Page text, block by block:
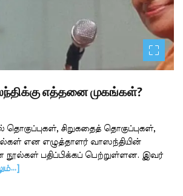
எத்தனை முகங்கள்?
தொகுப்புகள், சிறுகதைத் தொகுப்புகள்,
என எழுத்தாளர் வாஸந்தியின்
நூல்கள் பதிப்பிக்கப் பெற்றுள்ளன. இவர்